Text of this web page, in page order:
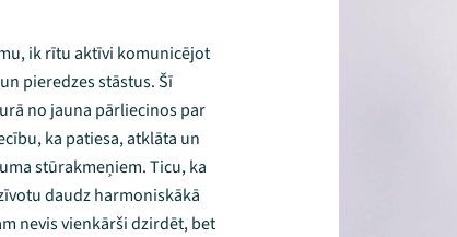
ik rītu aktīvi komunicējot
pieredzes stāstus. Šī
no jauna pārliecinos par
ka patiesa, atklāta un
stūrakmeņiem. Ticu, ka
daudz harmoniskākā
nevis vienkārši dzirdēt, bet